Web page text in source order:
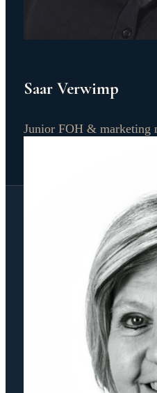
Saar Verwimp
Junior FOH & marketing
HISTORALIA
Grootse, muzikale
verleden tot leven
erfgoedlocaties.